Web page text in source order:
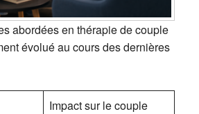
abordées en thérapie de couple
évolué au cours des dernières
Impact sur le couple